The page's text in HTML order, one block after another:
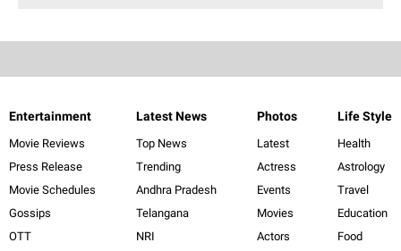
Entertainment
Movie Reviews
Press Release
Movie Schedules
Gossips
OTT
Latest News
Top News
Trending
Andhra Pradesh
Telangana
NRI
Photos
Latest
Actress
Events
Movies
Actors
Life Style
Health
Astrology
Travel
Education
Food